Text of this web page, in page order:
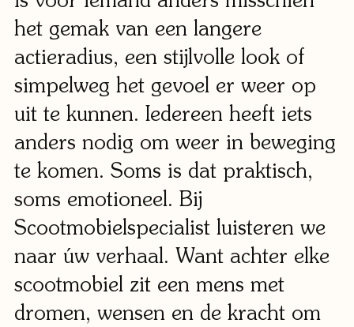
het gemak van een langere
actieradius, een stijlvolle look of
simpelweg het gevoel er weer op
uit te kunnen. Iedereen heeft iets
anders nodig om weer in beweging
te komen. Soms is dat praktisch,
soms emotioneel. Bij
Scootmobielspecialist luisteren we
naar úw verhaal. Want achter elke
scootmobiel zit een mens met
dromen, wensen en de kracht om